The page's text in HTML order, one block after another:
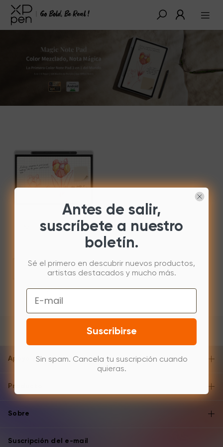
Magic Note Pad
Descubre más
Compara
Apoyo y ayuda
Producto
Sobre
Suscripción del e-mail
Antes de salir,
suscríbete a nuestro
boletín.
Sé el primero en descubrir nuevos productos,
artistas destacados y mucho más.
Email
Suscribirse
Sin spam. Cancela tu suscripción cuando
quieras.